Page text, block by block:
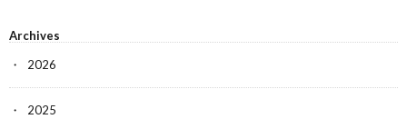
Archives
2026
2025